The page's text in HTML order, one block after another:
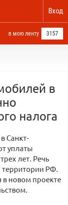
Вход
в мою ленту 3157
в
налога
Санкт-
уплаты
лет. Речь
РФ.
в новом проекте